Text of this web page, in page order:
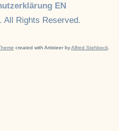
EN
All Rights Reserved.
created with Artisteer byAlfred Stehbeck.